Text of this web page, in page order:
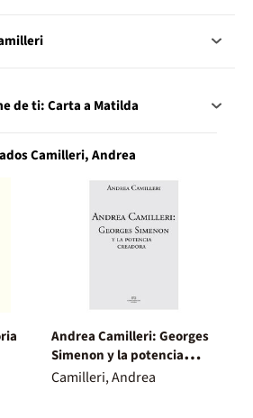
de ti: Carta a Matilda
Camilleri, Andrea
Andrea Camilleri: Georges
Simenon y la potencia
creadora
Camilleri, Andrea